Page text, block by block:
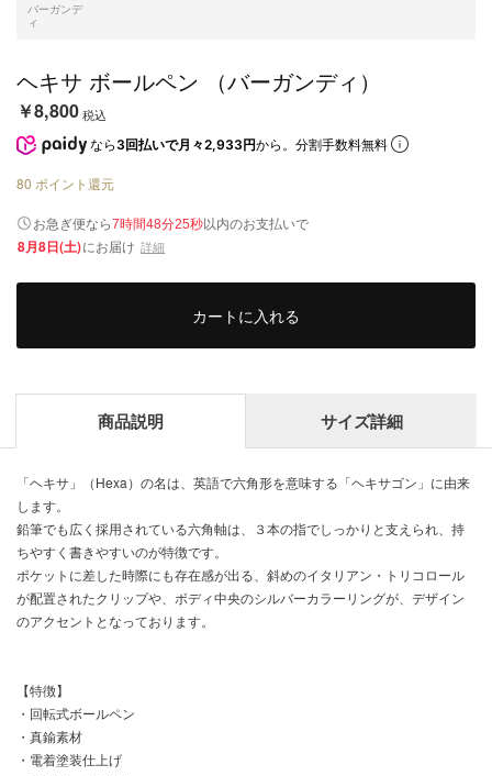
バーガンデ
ィ
ヘキサ ボールペン （バーガンディ）
￥8,800税込
なら 3回払いで月々2,933円から。分割手数料無料
80 ポイント還元
お急ぎ便なら7時間48分24秒以内のお支払いで
8月8日(土)にお届け 詳細
カートに入れる
商品説明 サイズ詳細
「ヘキサ」（Hexa）の名は、英語で六角形を意味する「ヘキサゴン」に由来
します。
鉛筆でも広く採用されている六角軸は、３本の指でしっかりと支えられ、持
ちやすく書きやすいのが特徴です。
ポケットに差した時際にも存在感が出る、斜めのイタリアン・トリコロール
が配置されたクリップや、ボディ中央のシルバーカラーリングが、デザイン
のアクセントとなっております。
【特徴】
・回転式ボールペン
・真鍮素材
・電着塗装仕上げ